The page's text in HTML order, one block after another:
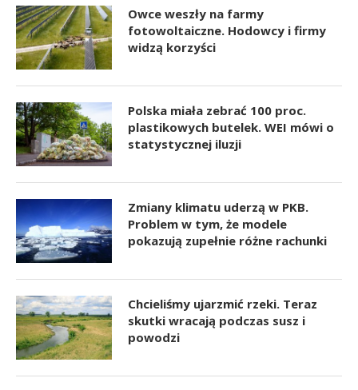
Owce weszły na farmy
fotowoltaiczne. Hodowcy i firmy
widzą korzyści
Polska miała zebrać 100 proc.
plastikowych butelek. WEI mówi o
statystycznej iluzji
Zmiany klimatu uderzą w PKB.
Problem w tym, że modele
pokazują zupełnie różne rachunki
Chcieliśmy ujarzmić rzeki. Teraz
skutki wracają podczas susz i
powodzi